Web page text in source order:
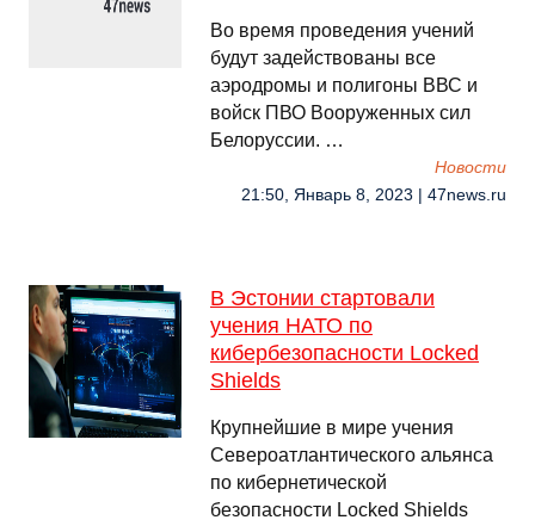
Во время проведения учений
будут задействованы все
аэродромы и полигоны ВВС и
войск ПВО Вооруженных сил
Белоруссии. …
Новости
21:50, Январь 8, 2023 | 47news.ru
В Эстонии стартовали
учения НАТО по
кибербезопасности Locked
Shields
Крупнейшие в мире учения
Североатлантического альянса
по кибернетической
безопасности Locked Shields